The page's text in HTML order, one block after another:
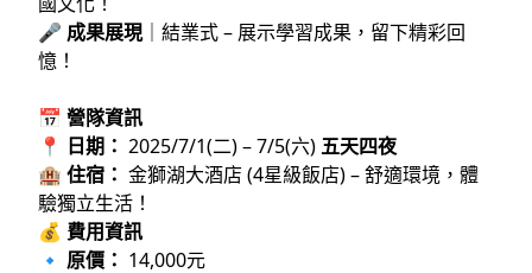
🎤 成果展現｜結業式 – 展示學習成果，留下精彩回
憶！
📅 營隊資訊
📍 日期： 2025/7/1(二) – 7/5(六) 五天四夜
🏨 住宿： 金獅湖大酒店 (4星級飯店) – 舒適環境，體
驗獨立生活！
💰 費用資訊
🔹 原價： 14,000元